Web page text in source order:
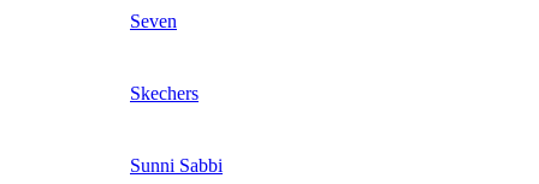
Seven
Skechers
Sunni Sabbi